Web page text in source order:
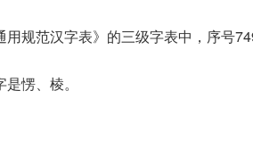
用规范汉字表》的三级字表中，序号
是愣、棱。